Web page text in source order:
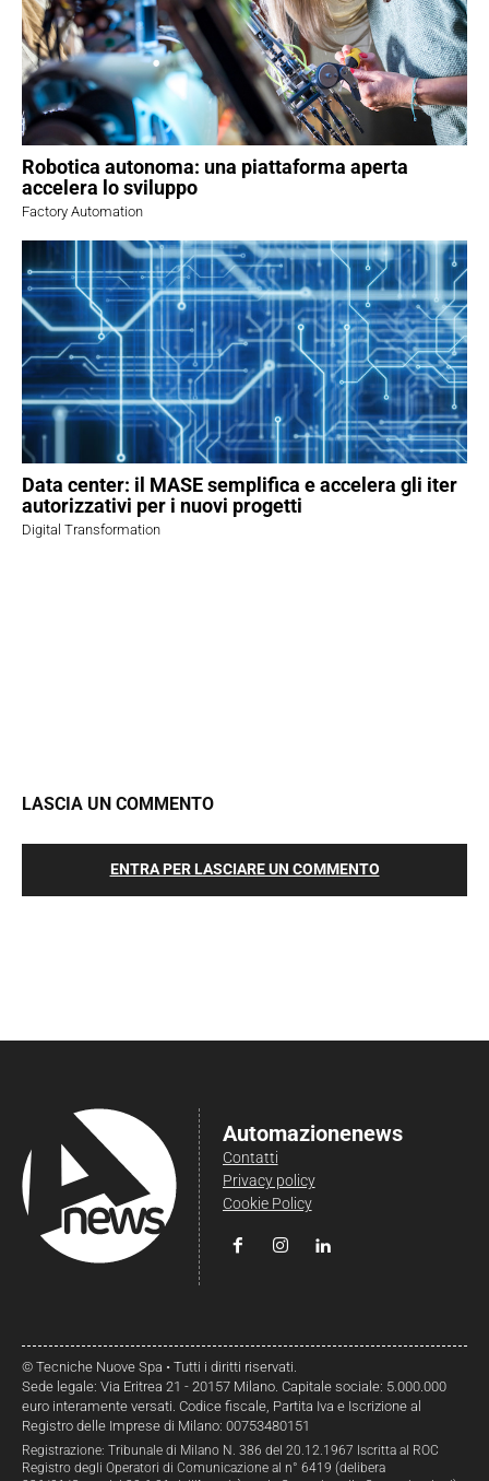
Robotica autonoma: una piattaforma aperta
accelera lo sviluppo
Factory Automation
Data center: il MASE semplifica e accelera gli iter
autorizzativi per i nuovi progetti
Digital Transformation
LASCIA UN COMMENTO
ENTRA PER LASCIARE UN COMMENTO
Automazionenews
Contatti
Privacy policy
Cookie Policy
© Tecniche Nuove Spa • Tutti i diritti riservati.
Sede legale: Via Eritrea 21 - 20157 Milano. Capitale sociale: 5.000.000
euro interamente versati. Codice fiscale, Partita Iva e Iscrizione al
Registro delle Imprese di Milano: 00753480151
Registrazione: Tribunale di Milano N. 386 del 20.12.1967 Iscritta al ROC
Registro degli Operatori di Comunicazione al n° 6419 (delibera